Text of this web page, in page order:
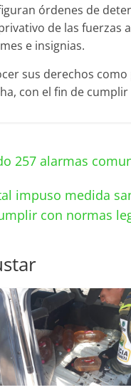
órdenes de
de las fuerzas
e insignias.
sus derechos
con el fin de
257 alarmas
impuso medida
con normas